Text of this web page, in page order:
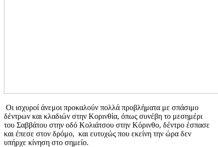
Oι ισχυροί άνεμοι προκαλούν πολλά προβλήματα με σπάσιμο
δέντρων και κλαδιών στην Κορινθία, όπως συνέβη το μεσημέρι
του Σαββάτου στην οδό Κολιάτσου στην Κόρινθο, δέντρο έσπασε
και έπεσε στον δρόμο, και ευτυχώς που εκείνη την ώρα δεν
υπήρχε κίνηση στο σημείο.